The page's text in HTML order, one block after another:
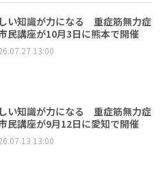
い知識が力になる 重症筋無力症
民講座が10月3日に熊本で開催
13:00
い知識が力になる 重症筋無力症
民講座が9月12日に愛知で開催
13:00